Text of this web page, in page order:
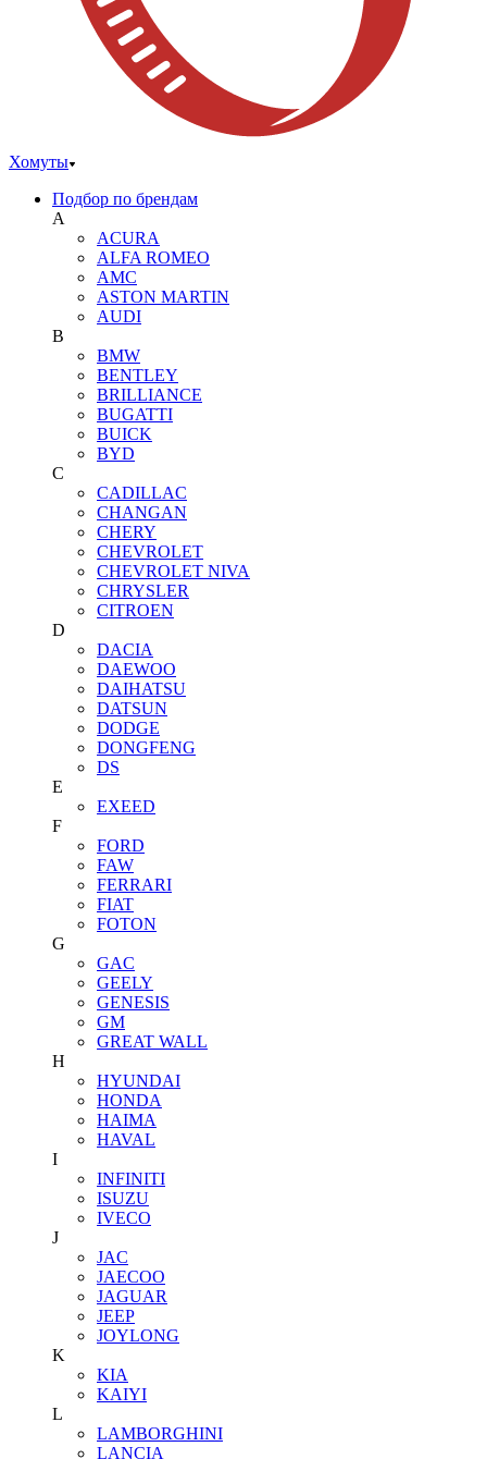
Хомуты
Подбор по брендам
A
ACURA
ALFA ROMEO
AMC
ASTON MARTIN
AUDI
B
BMW
BENTLEY
BRILLIANCE
BUGATTI
BUICK
BYD
C
CADILLAC
CHANGAN
CHERY
CHEVROLET
CHEVROLET NIVA
CHRYSLER
CITROEN
D
DACIA
DAEWOO
DAIHATSU
DATSUN
DODGE
DONGFENG
DS
E
EXEED
F
FORD
FAW
FERRARI
FIAT
FOTON
G
GAC
GEELY
GENESIS
GM
GREAT WALL
H
HYUNDAI
HONDA
HAIMA
HAVAL
I
INFINITI
ISUZU
IVECO
J
JAC
JAECOO
JAGUAR
JEEP
JOYLONG
K
KIA
KAIYI
L
LAMBORGHINI
LANCIA